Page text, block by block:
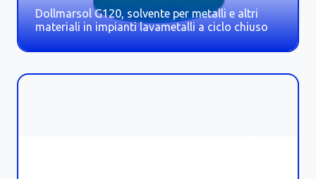
Dollmarsol G120, solvente per metalli e altri
materiali in impianti lavametalli a ciclo chiuso